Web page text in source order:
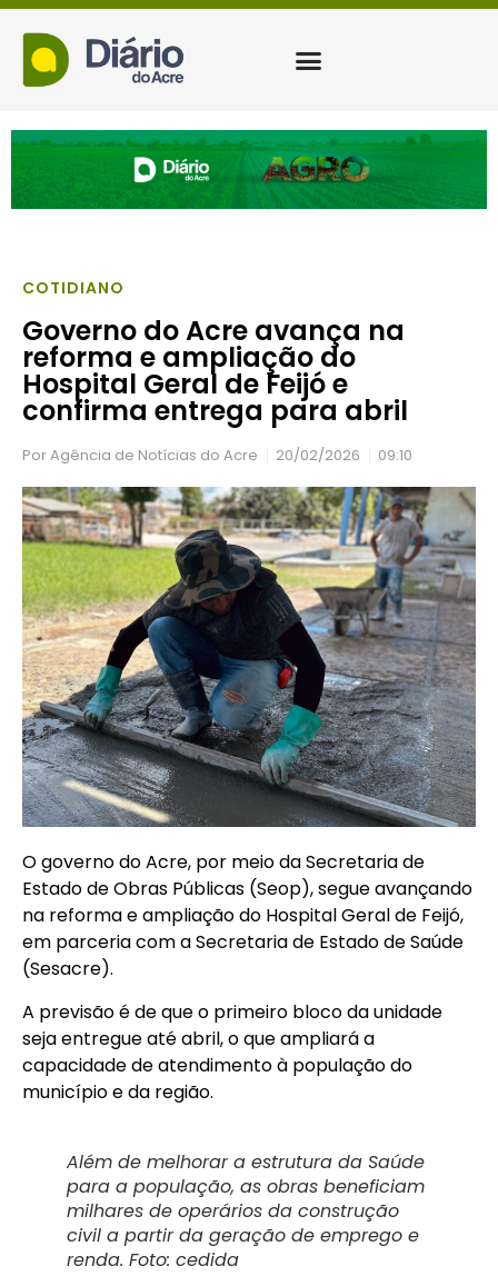
COTIDIANO
Governo do Acre avança na
reforma e ampliação do
Hospital Geral de Feijó e
confirma entrega para abril
PorAgência de Notícias do Acre 20/02/2026 09:10
O governo do Acre, por meio da Secretaria de
Estado de Obras Públicas (Seop), segue avançando
na reforma e ampliação do Hospital Geral de Feijó,
em parceria com a Secretaria de Estado de Saúde
(Sesacre).
A previsão é de que o primeiro bloco da unidade
seja entregue até abril, o que ampliará a
capacidade de atendimento à população do
município e da região.
Além de melhorar a estrutura da Saúde
para a população, as obras beneficiam
milhares de operários da construção
civil a partir da geração de emprego e
renda. Foto: cedida